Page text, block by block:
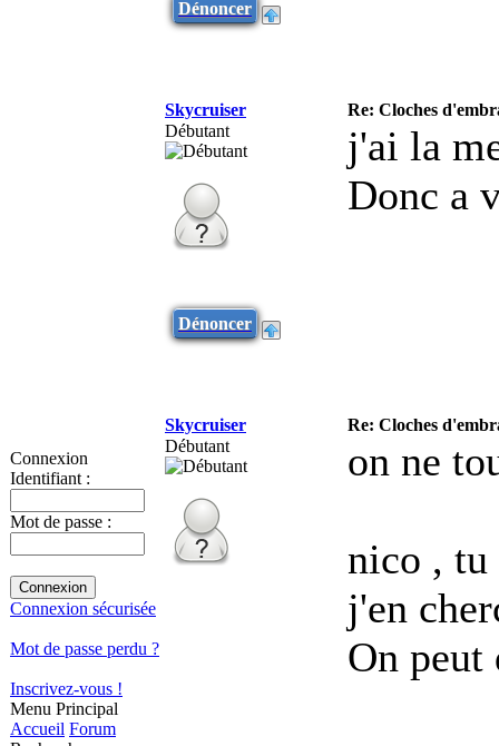
Connexion
Identifiant :
Mot de passe :
Connexion sécurisée
Mot de passe perdu ?
Inscrivez-vous !
Menu Principal
Accueil Forum
Dénoncer
Skycruiser
Re: Cloches
Débutant
j'ai la
Donc a
Dénoncer
Skycruiser
Re: Cloches
Débutant
on ne
nico , tu
j'en
On peut